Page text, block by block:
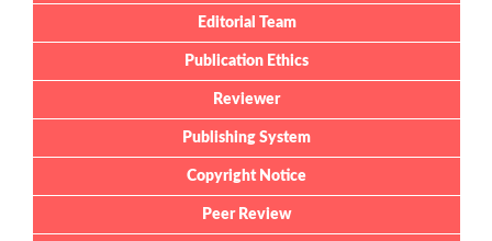
Editorial Team
Publication Ethics
Reviewer
Publishing System
Copyright Notice
Peer Review